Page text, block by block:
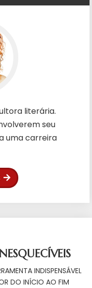
literária.
seu
uma carreira
INDISPENSÁVEL
DO INÍCIO AO FIM